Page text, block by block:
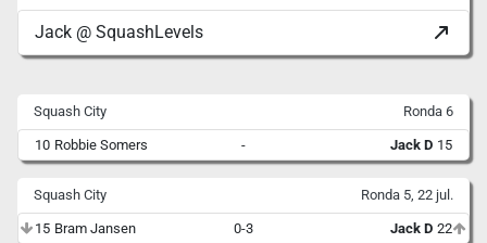
Jack @ SquashLevels
Squash City Ronda 6
10 Robbie Somers - Jack D 15
Squash City Ronda 5, 22 jul.
15 Bram Jansen 0-3 Jack D 22